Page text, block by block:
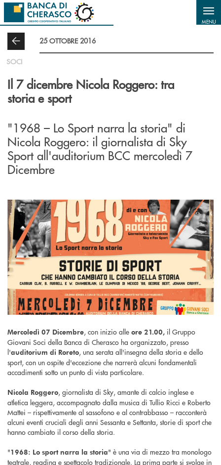
Salta al contenuto principale
MENU
25 OTTOBRE 2016
SOCI
Il 7 dicembre Nicola Roggero: tra
storia e sport
"1968 – Lo Sport narra la storia" di
Nicola Roggero: il giornalista di Sky
Sport all'auditorium BCC mercoledì 7
Dicembre
Mercoledì 07 Dicembre, con inizio alle ore 21.00, il Gruppo
Giovani Soci della Banca di Cherasco ha organizzato, presso
l'auditorium di Roreto, una serata all'insegna della storia e dello
sport, con un ospite d'eccezione che narrerà alcuni fondamentali
accadimenti sotto un punto di vista particolare.
Nicola Roggero, giornalista di Sky, amante di calcio inglese e
atletica leggera, accompagnato dalla musica di Tullio Ricci e Roberto
Mattei – rispettivamente al sassofono e al contrabbasso – racconterà
alcuni eventi cruciali degli anni Sessanta e Settanta, storie di sport che
hanno cambiato il corso della storia.
"1968: Lo sport narra la storia" è una via di mezzo tra monologo
teatrale, reading e spettacolo tradizionale. La prima parte si svolge in